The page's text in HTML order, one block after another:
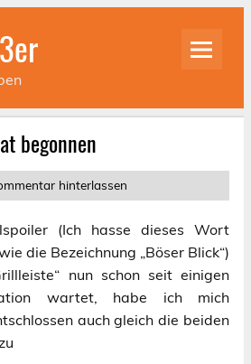
begonnen
hinterlassen
(Ich hasse dieses Wort
die Bezeichnung „Böser Blick“)
nun schon seit einigen
wartet, habe ich mich
auch gleich die beiden